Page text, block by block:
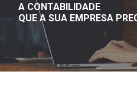
A CONTABILIDADE
QUE A SUA EMPRESA